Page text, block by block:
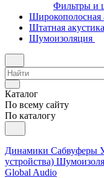
Фильтры и
Широкополосная
Штатная акустика
Шумоизоляция
Каталог
По всему сайту
По каталогу
Динамики Сабвуферы
устройства)
Global Audio